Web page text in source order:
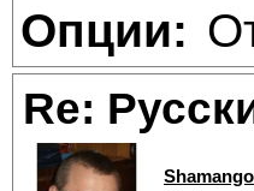
Опции:
Re:
Shamango